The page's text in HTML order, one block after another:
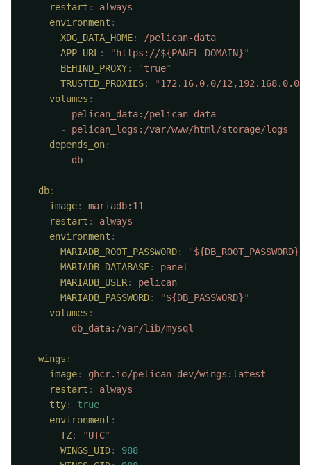
    restart
:
    environment
      XDG_DATA_HOME
:
      APP_URL
: "https://${PANEL_DOMAIN}
      BEHIND_PROXY
: "true
      TRUSTED_PROXIES
: "172.16.0.0/12,192.168.0.0/
    volumes
      -
      -
    depends_on
      -
  db
    image
:
    restart
:
    environment
      MARIADB_ROOT_PASSWORD
: "${DB_ROOT_PASSWORD}
      MARIADB_DATABASE
:
      MARIADB_USER
:
      MARIADB_PASSWORD
: "${DB_PASSWORD}
    volumes
      -
  wings
    image
:
    restart
:
    tty
:
    environment
      TZ
: "UTC
      WINGS_UID
: